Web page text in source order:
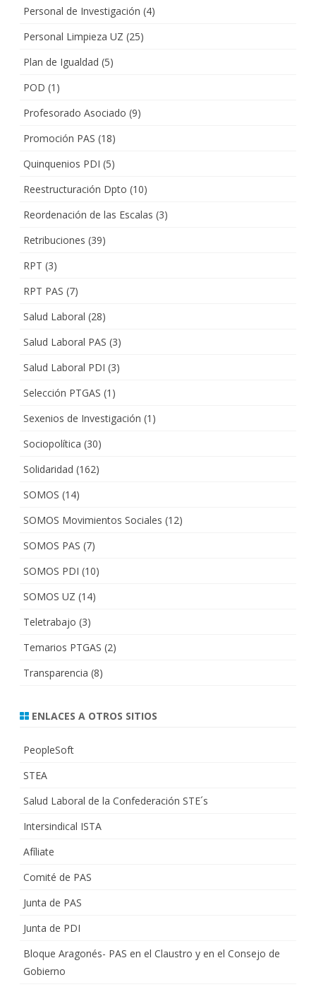
Personal de Investigación (4)
Personal Limpieza UZ (25)
Plan de Igualdad (5)
POD (1)
Profesorado Asociado (9)
Promoción PAS (18)
Quinquenios PDI (5)
Reestructuración Dpto (10)
Reordenación de las Escalas (3)
Retribuciones (39)
RPT (3)
RPT PAS (7)
Salud Laboral (28)
Salud Laboral PAS (3)
Salud Laboral PDI (3)
Selección PTGAS (1)
Sexenios de Investigación (1)
Sociopolítica (30)
Solidaridad (162)
SOMOS (14)
SOMOS Movimientos Sociales (12)
SOMOS PAS (7)
SOMOS PDI (10)
SOMOS UZ (14)
Teletrabajo (3)
Temarios PTGAS (2)
Transparencia (8)
ENLACES A OTROS SITIOS
PeopleSoft
STEA
Salud Laboral de la Confederación STE´s
Intersindical ISTA
Afíliate
Comité de PAS
Junta de PAS
Junta de PDI
Bloque Aragonés- PAS en el Claustro y en el Consejo de
Gobierno